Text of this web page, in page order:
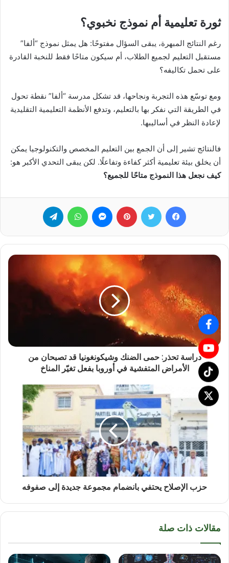
ثورة تعليمية أم نموذج نخبوي؟
رغم النتائج المبهرة، يبقى السؤال مفتوحًا: هل يمثل نموذج “ألفا”
مستقبل التعليم لجميع الطلاب، أم سيكون متاحًا فقط للنخبة القادرة
على تحمل تكاليفه؟
ومع توسّع هذه التجربة ونجاحها، قد تشكل مدرسة “ألفا” نقطة تحول
في الطريقة التي نفكر بها بالتعليم، وتدفع الأنظمة التعليمية التقليدية
لإعادة النظر في أساليبها.
فالنتائج تشير إلى أن الجمع بين التعليم المخصص والتكنولوجيا يمكن
أن يخلق بيئة تعليمية أكثر كفاءة وتفاعلًا. لكن يبقى التحدي الأكبر هو:
كيف نجعل هذا النموذج متاحًا للجميع؟
فيسبوك تويتر بينتيريست ماسنجر واتساب
دراسة تحذر: حمى الضنك وشيكونغونيا قد تصبحان من
الأمراض المتفشية في أوروبا بفعل تغيّر المناخ
حزب الإصلاح يحتفي بانضمام مجموعة جديدة إلى صفوفه
مقالات ذات صلة